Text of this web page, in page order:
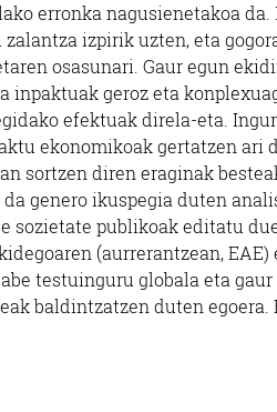
erronka nagusienetakoa
izpirik uzten, eta
osasunari. Gaur egun
inpaktuak geroz eta
efektuak direla-eta.
ekonomikoak gertatzen ari
sortzen diren eraginak
genero ikuspegia duten
sozietate publikoak editatu
(aurrerantzean,
testuinguru globala eta
baldintzatzen duten